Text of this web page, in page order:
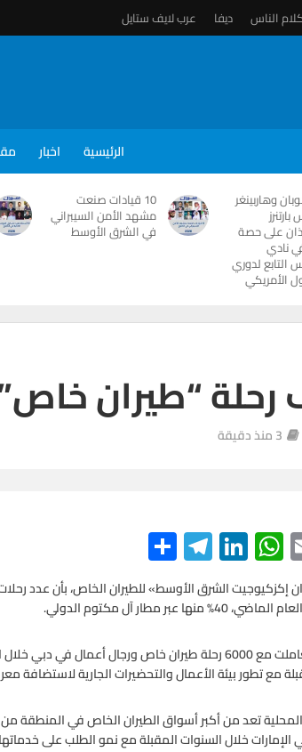
الناس ديفا عرب لايف ستايل
الرئيسية اخبار
وهاربينغر
على حصة
نادي
التابع لدوري
الأمريكي
10 قيادات صنعت
مشهد الأمن السيبراني
في الشرق الأوسط
3 منذ دقيقة
E
m
ail
W
h
at
s
A
p
p
Li
n
ke
n
Te
le
gr
a
m
S
h
ar
e
إكزكيوجيت الشرق الأوسط» للطيران الخاص، بأن عدد
وأشارت إلى أنها تعاملت مع 6000 رحلة طيران خاص ورجال
مع تطور بيئة الأعمال والتحضيرات الجارية لاستضافة
تعد من أكبر أسواق الطيران الخاص في المنطقة
الإمارات خلال السنوات المقبلة مع نمو الطلب على